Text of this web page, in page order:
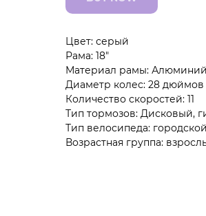
Цвет: серый
Рама: 18"
Материал рамы:
Диаметр колес: 28 дюймов
Количество скоростей: 11
Тип тормозов: Дисковый,
Тип велосипеда:
Возрастная группа: